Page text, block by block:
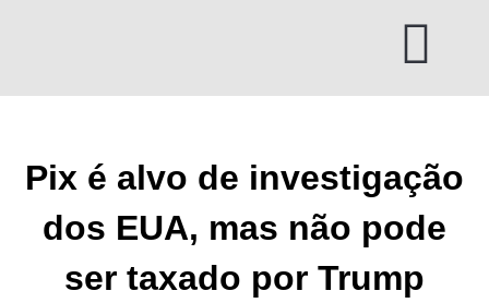
Pix é alvo de investigação
dos EUA, mas não pode
ser taxado por Trump